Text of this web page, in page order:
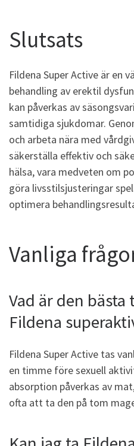
Slutsats
Fildena Super Active är en
behandling av erektil
kan påverkas av
samtidiga sjukdomar.
och arbeta nära med
säkerställa effektiv och
hälsa, vara medveten om
göra livsstilsjusteringar
optimera
Vanliga
Vad är den
Fildena
Fildena Super Active tas
en timme före sexuell
absorption påverkas av
ofta att ta den på tom